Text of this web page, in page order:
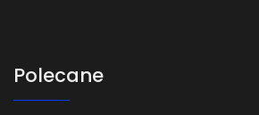
Polecane